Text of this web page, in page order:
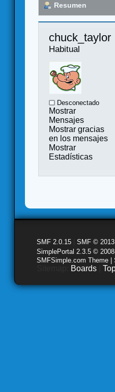
Resumen
Habitual
Desconectado
Mostrar
Mensajes
Mostrar gracias
en los mensajes
Mostrar
Estadísticas
SMF 2.0.15 SMF © 2013
SimplePortal 2.3.5 ©
SMFSimple.com Theme |
Boards